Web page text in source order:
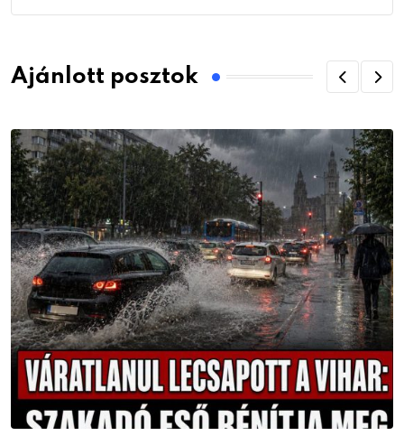
Ajánlott posztok